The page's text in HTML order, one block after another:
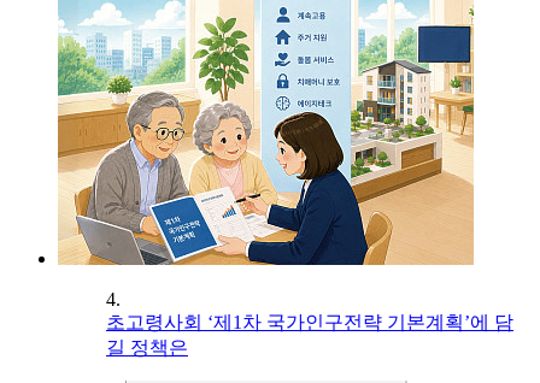
4.
초고령사회 ‘제1차 국가인구전략 기본계획’에 담
길 정책은